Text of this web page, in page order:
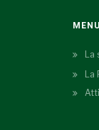
MENU
La
La